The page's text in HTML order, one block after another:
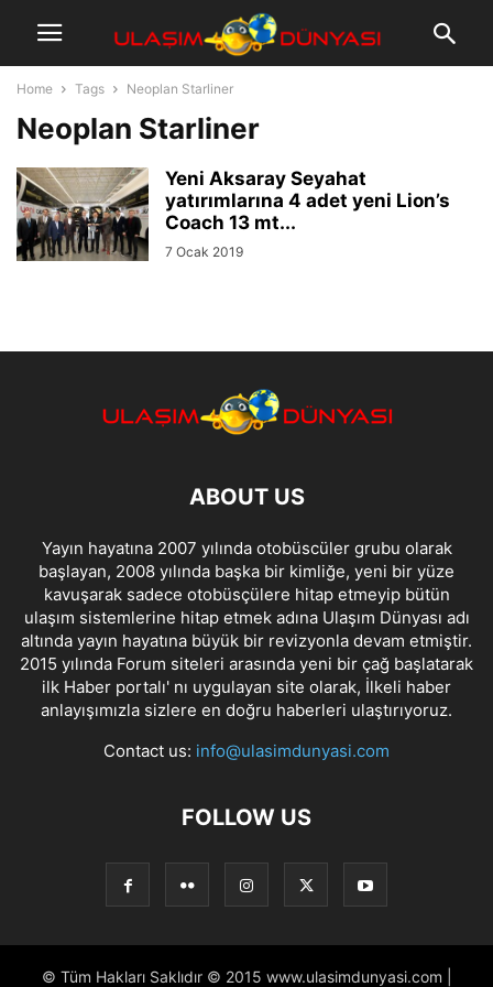
Home Tags Neoplan Starliner
Neoplan Starliner
Yeni Aksaray Seyahat
yatırımlarına 4 adet yeni Lion’s
Coach 13 mt...
7 Ocak 2019
ABOUT US
Yayın hayatına 2007 yılında otobüscüler grubu olarak
başlayan, 2008 yılında başka bir kimliğe, yeni bir yüze
kavuşarak sadece otobüsçülere hitap etmeyip bütün
ulaşım sistemlerine hitap etmek adına Ulaşım Dünyası adı
altında yayın hayatına büyük bir revizyonla devam etmiştir.
2015 yılında Forum siteleri arasında yeni bir çağ başlatarak
ilk Haber portalı' nı uygulayan site olarak, İlkeli haber
anlayışımızla sizlere en doğru haberleri ulaştırıyoruz.
Contact us: info@ulasimdunyasi.com
FOLLOW US
© Tüm Hakları Saklıdır © 2015 www.ulasimdunyasi.com |